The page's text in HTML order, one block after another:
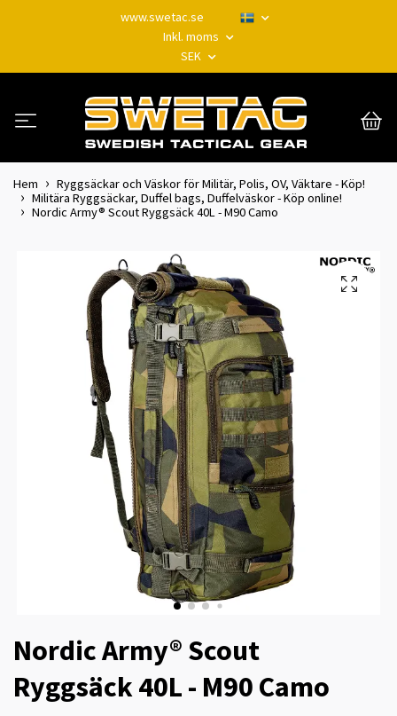
www.swetac.se
Inkl. moms
SEK
Hem
Ryggsäckar och Väskor för Militär, Polis, OV, Väktare - Köp!
Militära Ryggsäckar, Duffel bags, Duffelväskor - Köp online!
Nordic Army® Scout Ryggsäck 40L - M90 Camo
Nordic Army® Scout
Ryggsäck 40L - M90 Camo